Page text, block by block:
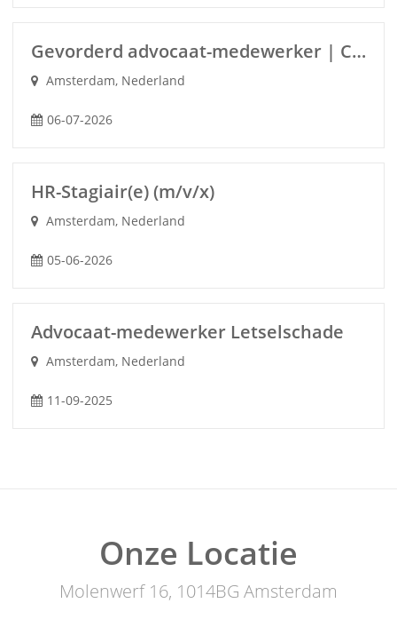
Gevorderd advocaat-medewerker | Corporate/M&A (m/v/x)
Amsterdam, Nederland
06-07-2026
HR-Stagiair(e) (m/v/x)
Amsterdam, Nederland
05-06-2026
Advocaat-medewerker Letselschade
Amsterdam, Nederland
11-09-2025
Onze Locatie
Molenwerf 16, 1014BG Amsterdam